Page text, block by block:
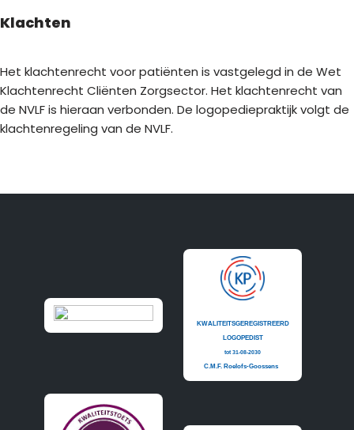
Klachten
Het klachtenrecht voor patiënten is vastgelegd in de Wet
Klachtenrecht Cliënten Zorgsector. Het klachtenrecht van
de NVLF is hieraan verbonden. De logopediepraktijk volgt de
klachtenregeling van de NVLF.